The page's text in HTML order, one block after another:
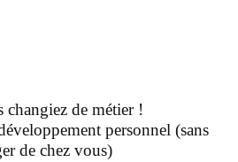
changiez de métier !
personnel (sans
de chez vous)